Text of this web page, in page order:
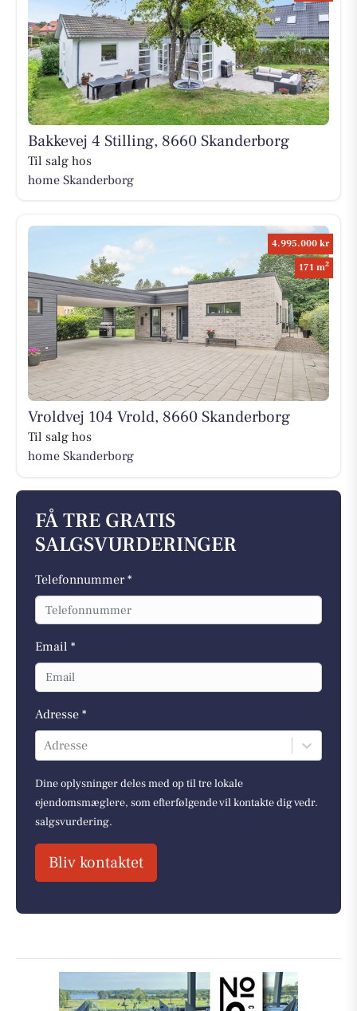
Bakkevej 4 Stilling, 8660 Skanderborg
Til salg hos
home Skanderborg
4.995.000 kr
171 m2
Vroldvej 104 Vrold, 8660 Skanderborg
Til salg hos
home Skanderborg
FÅ TRE GRATIS
SALGSVURDERINGER
Telefonnummer *
Email *
Adresse *
Adresse
Dine oplysninger deles med op til tre lokale
ejendomsmæglere, som efterfølgende vil kontakte dig vedr.
salgsvurdering.
Bliv kontaktet